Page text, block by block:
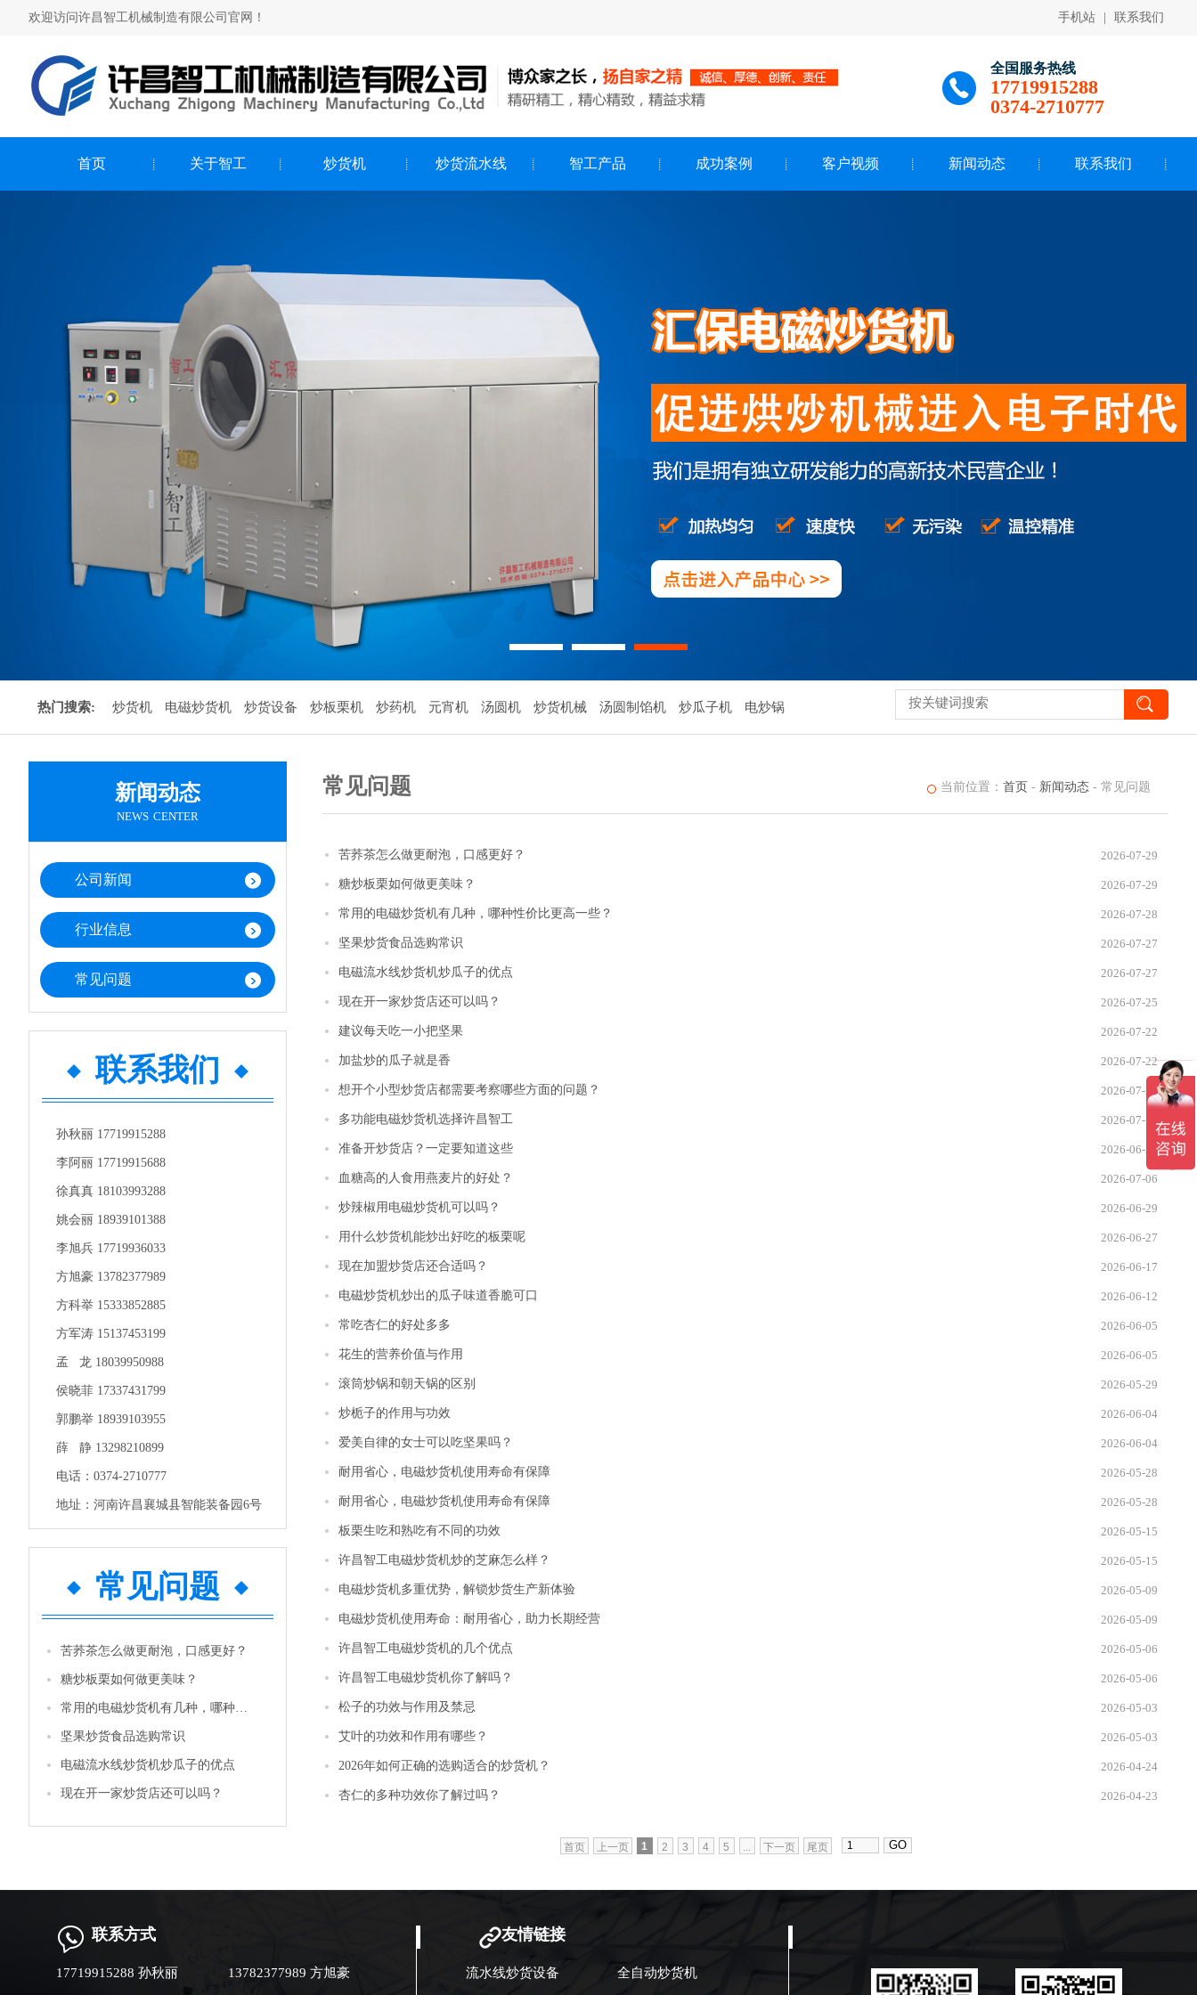
欢迎访问许昌智工机械制造有限公司官网！ 手机站 联系我们
全国服务热线
17719915288
0374-2710777
首页 关于智工 炒货机 炒货流水线 智工产品 成功案例 客户视频 新闻动态 联系我们
热门搜索: 炒货机 电磁炒货机 炒货设备 炒板栗机 炒药机 元宵机 汤圆机 炒货机械 汤圆制馅机 炒瓜子机 电炒锅
新闻动态
news center
公司新闻
行业信息
常见问题
联系我们
孙秋丽 17719915288
李阿丽 17719915688
徐真真 18103993288
姚会丽 18939101388
李旭兵 17719936033
方旭豪 13782377989
方科举 15333852885
方军涛 15137453199
孟 龙 18039950988
侯晓菲 17337431799
郭鹏举 18939103955
薛 静 13298210899
电话：0374-2710777
地址：河南许昌襄城县智能装备园6号
常见问题
苦荞茶怎么做更耐泡，口感更好？
糖炒板栗如何做更美味？
常用的电磁炒货机有几种，哪种性价比更高一些？
坚果炒货食品选购常识
电磁流水线炒货机炒瓜子的优点
现在开一家炒货店还可以吗？
常见问题 当前位置： 首页 - 新闻动态 - 常见问题
苦荞茶怎么做更耐泡，口感更好？ 2026-07-29
糖炒板栗如何做更美味？ 2026-07-29
常用的电磁炒货机有几种，哪种性价比更高一些？ 2026-07-28
坚果炒货食品选购常识 2026-07-27
电磁流水线炒货机炒瓜子的优点 2026-07-27
现在开一家炒货店还可以吗？ 2026-07-25
建议每天吃一小把坚果 2026-07-22
加盐炒的瓜子就是香 2026-07-22
想开个小型炒货店都需要考察哪些方面的问题？ 2026-07-21
多功能电磁炒货机选择许昌智工 2026-07-14
准备开炒货店？一定要知道这些 2026-06-30
血糖高的人食用燕麦片的好处？ 2026-07-06
炒辣椒用电磁炒货机可以吗？ 2026-06-29
用什么炒货机能炒出好吃的板栗呢 2026-06-27
现在加盟炒货店还合适吗？ 2026-06-17
电磁炒货机炒出的瓜子味道香脆可口 2026-06-12
常吃杏仁的好处多多 2026-06-05
花生的营养价值与作用 2026-06-05
滚筒炒锅和朝天锅的区别 2026-05-29
炒栀子的作用与功效 2026-06-04
爱美自律的女士可以吃坚果吗？ 2026-06-04
耐用省心，电磁炒货机使用寿命有保障 2026-05-28
耐用省心，电磁炒货机使用寿命有保障 2026-05-28
板栗生吃和熟吃有不同的功效 2026-05-15
许昌智工电磁炒货机炒的芝麻怎么样？ 2026-05-15
电磁炒货机多重优势，解锁炒货生产新体验 2026-05-09
电磁炒货机使用寿命：耐用省心，助力长期经营 2026-05-09
许昌智工电磁炒货机的几个优点 2026-05-06
许昌智工电磁炒货机你了解吗？ 2026-05-06
松子的功效与作用及禁忌 2026-05-03
艾叶的功效和作用有哪些？ 2026-05-03
2026年如何正确的选购适合的炒货机？ 2026-04-24
杏仁的多种功效你了解过吗？ 2026-04-23
首页 上一页 1 2 3 4 5 ... 下一页 尾页
联系方式
17719915288 孙秋丽 13782377989 方旭豪
友情链接
流水线炒货设备 全自动炒货机